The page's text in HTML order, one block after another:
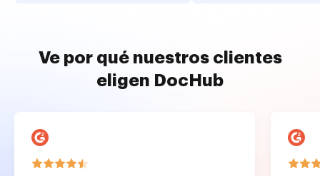
Ve por qué nuestros clientes
eligen DocHub